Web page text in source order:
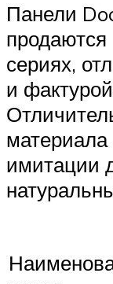
Панели
сериях,
и
материала
имитации